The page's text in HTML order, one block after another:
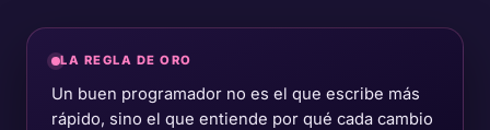
LA REGLA DE ORO
Un buen programador no es el que escribe más
rápido, sino el que entiende por qué cada cambio